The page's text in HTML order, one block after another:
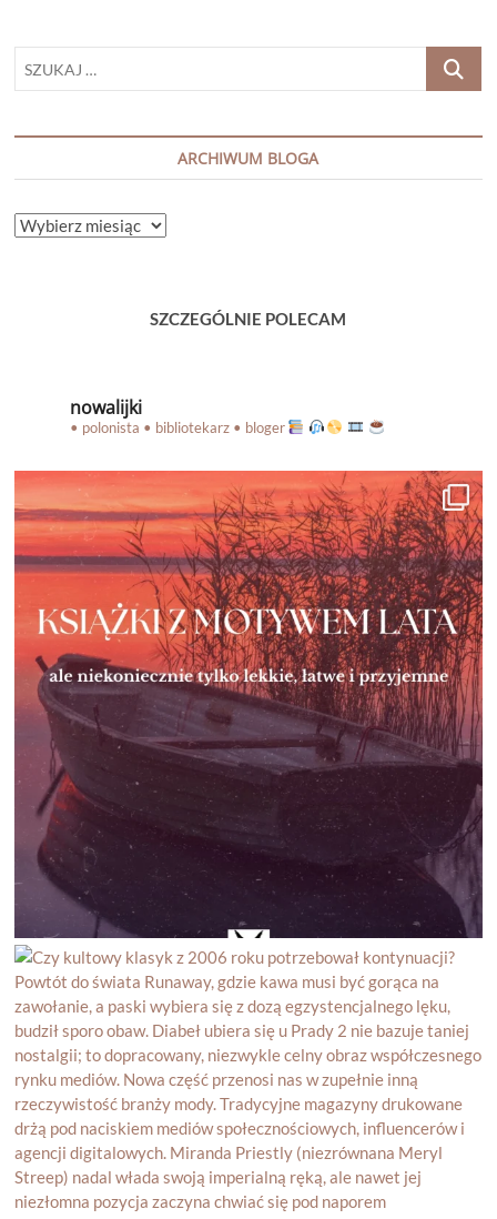
SZUKAJ
ARCHIWUM BLOGA
ARCHIWUM
SZCZEGÓLNIE POLECAM
nowalijki
• polonista • bibliotekarz • bloger